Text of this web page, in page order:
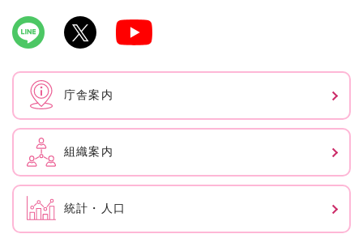
庁舎案内
組織案内
統計・人口